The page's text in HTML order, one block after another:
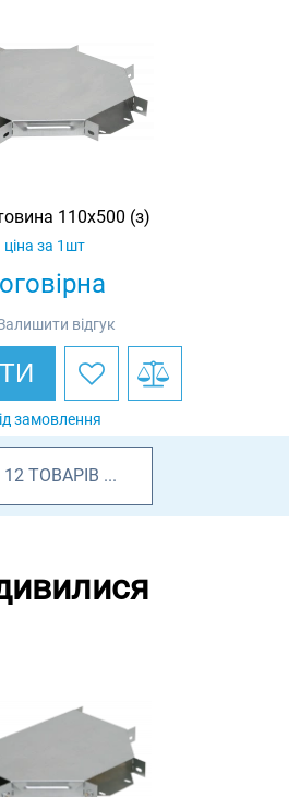
110х500 (з)
ціна за 1шт
відгук
замовлення
12 ТОВАРІВ ...